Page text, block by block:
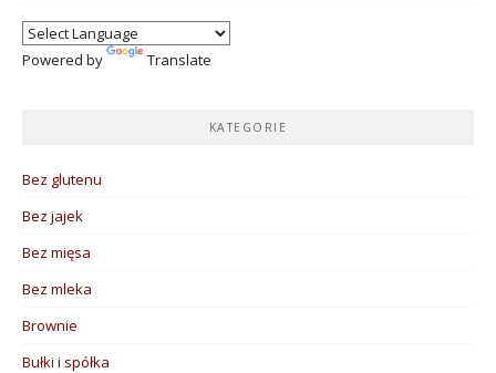
Powered by Translate
KATEGORIE
Bez glutenu
Bez jajek
Bez mięsa
Bez mleka
Brownie
Bułki i spółka